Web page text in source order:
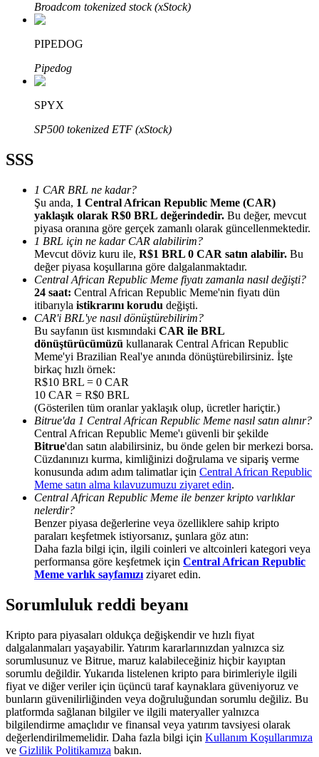
Yönlendirme
Arkadaşını davet et, nakit ödüller kazan
BTC Welcome Rewards
BTC Welcome Rewards
Deposit & Trade BTC to Share 25000 USDT prize pool!
Deposit CASHCAT & Win
Share 500000 CASHCAT prize pool
Exclusive for BitMart Users
Register & Trade to Win 500,000 USDT
Broadcom tokenized stock (xStock)
PIPEDOG
Pipedog
SPYX
SP500 tokenized ETF (xStock)
SSS
1 CAR BRL ne kadar?
Şu anda, 1 Central African Republic Meme (CAR)
yaklaşık olarak R$0 BRL değerindedir. Bu değer, mevcut
piyasa oranına göre gerçek zamanlı olarak güncellenmektedir.
1 BRL için ne kadar CAR alabilirim?
Mevcut döviz kuru ile, R$1 BRL 0 CAR satın alabilir. Bu
değer piyasa koşullarına göre dalgalanmaktadır.
Central African Republic Meme fiyatı zamanla nasıl değişti?
24 saat: Central African Republic Meme'nin fiyatı dün
itibarıyla istikrarını korudu değişti.
CAR'i BRL'ye nasıl dönüştürebilirim?
Bu sayfanın üst kısmındaki CAR ile BRL
dönüştürücümüzü kullanarak Central African Republic
Meme'yi Brazilian Real'ye anında dönüştürebilirsiniz. İşte
birkaç hızlı örnek:
R$10 BRL = 0 CAR
10 CAR = R$0 BRL
(Gösterilen tüm oranlar yaklaşık olup, ücretler hariçtir.)
Bitrue'da 1 Central African Republic Meme nasıl satın alınır?
Central African Republic Meme'ı güvenli bir şekilde
Bitrue'dan satın alabilirsiniz, bu önde gelen bir merkezi borsa.
Cüzdanınızı kurma, kimliğinizi doğrulama ve sipariş verme
konusunda adım adım talimatlar için Central African Republic
Meme satın alma kılavuzumuzu ziyaret edin.
Central African Republic Meme ile benzer kripto varlıklar
nelerdir?
Benzer piyasa değerlerine veya özelliklere sahip kripto
paraları keşfetmek istiyorsanız, şunlara göz atın:
Daha fazla bilgi için, ilgili coinleri ve altcoinleri kategori veya
performansa göre keşfetmek için Central African Republic
Meme varlık sayfamızı ziyaret edin.
Sorumluluk reddi beyanı
Kripto para piyasaları oldukça değişkendir ve hızlı fiyat
dalgalanmaları yaşayabilir. Yatırım kararlarınızdan yalnızca siz
sorumlusunuz ve Bitrue, maruz kalabileceğiniz hiçbir kayıptan
sorumlu değildir. Yukarıda listelenen kripto para birimleriyle ilgili
fiyat ve diğer veriler için üçüncü taraf kaynaklara güveniyoruz ve
bunların güvenilirliğinden veya doğruluğundan sorumlu değiliz. Bu
platformda sağlanan bilgiler ve ilgili materyaller yalnızca
bilgilendirme amaçlıdır ve finansal veya yatırım tavsiyesi olarak
değerlendirilmemelidir. Daha fazla bilgi için Kullanım Koşullarımıza
ve Gizlilik Politikamıza bakın.